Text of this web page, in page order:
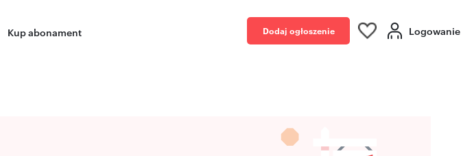
Kup abonament Dodaj ogłoszenie Logowanie